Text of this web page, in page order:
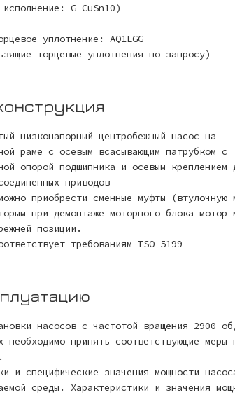
G-CuSn10)
уплотнение: AQ1EGG
торцевые уплотнения по запросу)
низконапорный центробежный насос на
раме с осевым всасывающим патрубком с
опорой подшипника и осевым креплением
приводов
приобрести сменные муфты (втулочную
при демонтаже моторного блока мотор
позиции.
требованиям ISO 5199
насосов с частотой вращения 2900
необходимо принять соответствующие меры
и специфические значения мощности
среды. Характеристики и значения